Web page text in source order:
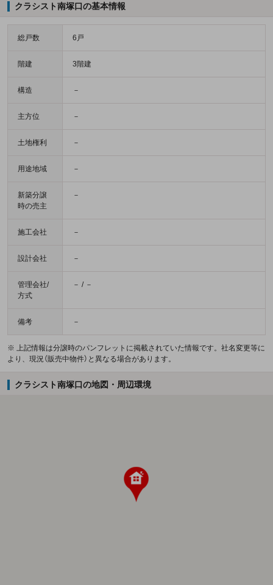
クラシスト南塚口の基本情報
総戸数 6戸
階建 3階建
構造 －
主方位 －
土地権利 －
用途地域 －
新築分譲
時の売主
－
施工会社 －
設計会社 －
管理会社/
方式
－ / －
備考 －
※ 上記情報は分譲時のパンフレットに掲載されていた情報です。社名変更等に
より、現況（販売中物件）と異なる場合があります。
クラシスト南塚口の地図・周辺環境